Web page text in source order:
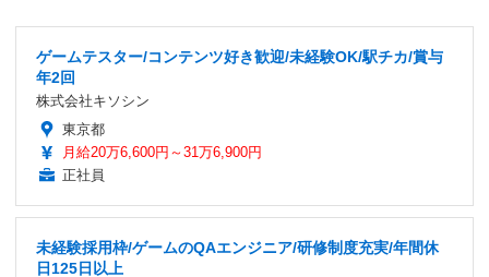
ゲームテスター/コンテンツ好き歓迎/未経験OK/駅チカ/賞与
年2回
株式会社キソシン
東京都
月給20万6,600円～31万6,900円
正社員
未経験採用枠/ゲームのQAエンジニア/研修制度充実/年間休
日125日以上